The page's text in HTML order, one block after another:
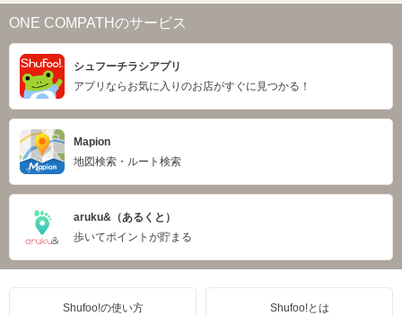
ONE COMPATHのサービス
シュフーチラシアプリ
アプリならお気に入りのお店がすぐに見つかる！
Mapion
地図検索・ルート検索
aruku&（あるくと）
歩いてポイントが貯まる
Shufoo!の使い方 Shufoo!とは